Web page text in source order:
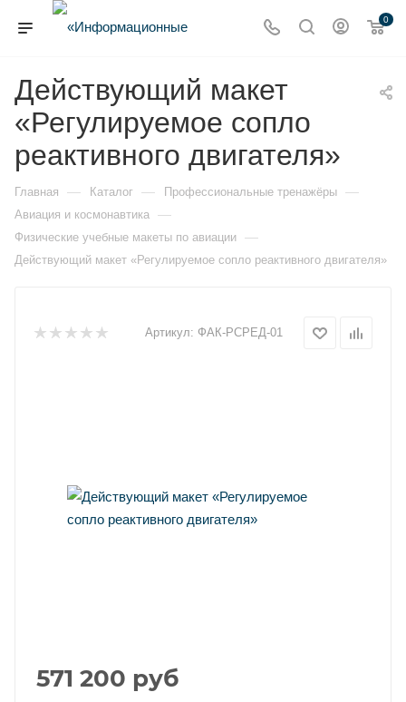
0
Действующий макет
«Регулируемое сопло
реактивного двигателя»
Главная — Каталог — Профессиональные тренажёры —
Авиация и космонавтика —
Физические учебные макеты по авиации —
Действующий макет «Регулируемое сопло реактивного двигателя»
Артикул: ФАК-РСРЕД-01
571 200 руб